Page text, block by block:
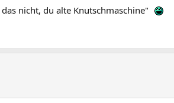
nicht, du alte Knutschmaschine"